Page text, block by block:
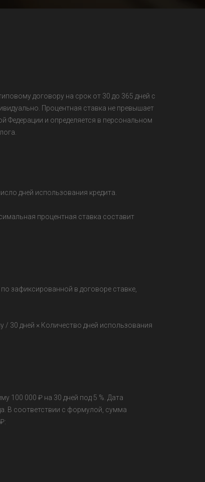
договору на срок от 30 до 365 дней с
Процентная ставка не превышает
и определяется в персональном
дней использования кредита.
процентная ставка составит
зафиксированной в договоре ставке,
/ 30 дней × Количество дней использования
100 000 ₽ на 30 дней под 5 %. Дата
В соответствии с формулой, сумма